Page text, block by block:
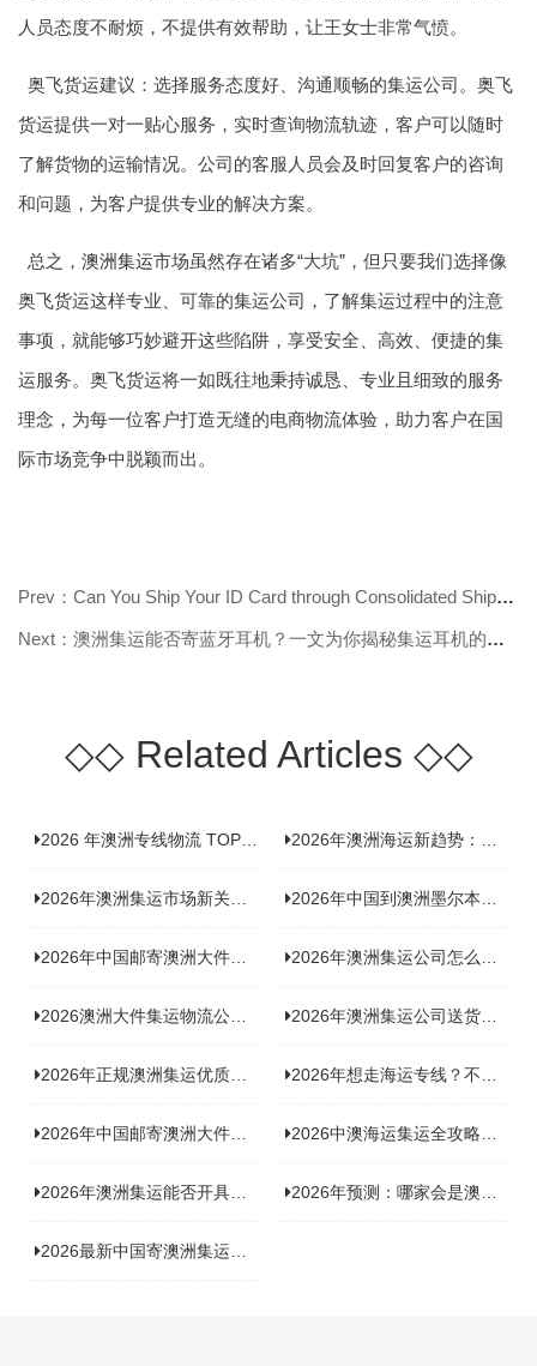
人员态度不耐烦，不提供有效帮助，让王女士非常气愤。
奥飞货运建议：选择服务态度好、沟通顺畅的集运公司。奥飞
货运提供一对一贴心服务，实时查询物流轨迹，客户可以随时
了解货物的运输情况。公司的客服人员会及时回复客户的咨询
和问题，为客户提供专业的解决方案。
总之， 澳洲集运市场虽然存在诸多“大坑”，但只要我们选择像
奥飞货运这样专业、可靠的集运公司，了解集运过程中的注意
事项，就能够巧妙避开这些陷阱，享受安全、高效、便捷的集
运服务。奥飞货运将一如既往地秉持诚恳、专业且细致的服务
理念，为每一位客户打造无缝的电商物流体验，助力客户在国
际市场竞争中脱颖而出。
Prev：Can You Ship Your ID Card through Consolidated Shipping to Australia? Fi
Next：澳洲集运能否寄蓝牙耳机？一文为你揭秘集运耳机的那些事儿
◇◇Related Articles ◇◇
2026 年澳洲专线物流 TOP10 测评：合规、时效、价格全维度对比 2026年澳洲海运新趋势：大件家具运输有何独特门道？
2026年澳洲集运市场新关注：到底该如何精准计算体积重？ 2026年中国到澳洲墨尔本海运专线，背后隐藏哪些物流新机遇？
2026年中国邮寄澳洲大件运输攻略，快速安全送达的秘诀大揭秘！ 2026年澳洲集运公司怎么选？个人用户与跨境商家避坑全攻略
2026澳洲大件集运物流公司全景分析：市场趋势、选型逻辑与品牌适配 2026年澳洲集运公司送货上门服务哪家好：靠谱品牌选型指南
2026年正规澳洲集运优质供应商盘点：价格透明，无套路不踩坑 2026年想走海运专线？不容错过的达尔文集运海运专线推荐！
2026年中国邮寄澳洲大件运输新趋势，究竟藏着哪些惊喜？ 2026中澳海运集运全攻略，拼箱 / 整柜怎么选？价格、时效、避坑指南
2026年澳洲集运能否开具增值税发票？你关心的答案来了！ 2026年预测：哪家会是澳洲集运里差评最多的“众矢之的”？
2026最新中国寄澳洲集运公司排名：哪家寄家具最可靠且性价比高？